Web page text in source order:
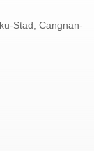
Stad, Cangnan-